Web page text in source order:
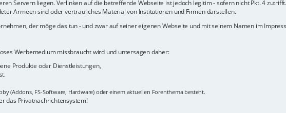
Servern liegen. Verlinken auf die betreffende Webseite ist jedoch legitim - sofern nicht Pkt. 4 zutrifft.
Armeen sind oder vertrauliches Material von Institutionen und Firmen darstellen.
der möge das tun - und zwar auf seiner eigenen Webseite und mit seinem Namen im
Werbemedium missbraucht wird und untersagen daher:
Produkte oder Dienstleistungen,
(Addons, FS-Software, Hardware) oder einem aktuellen Forenthema besteht.
das Privatnachrichtensystem!